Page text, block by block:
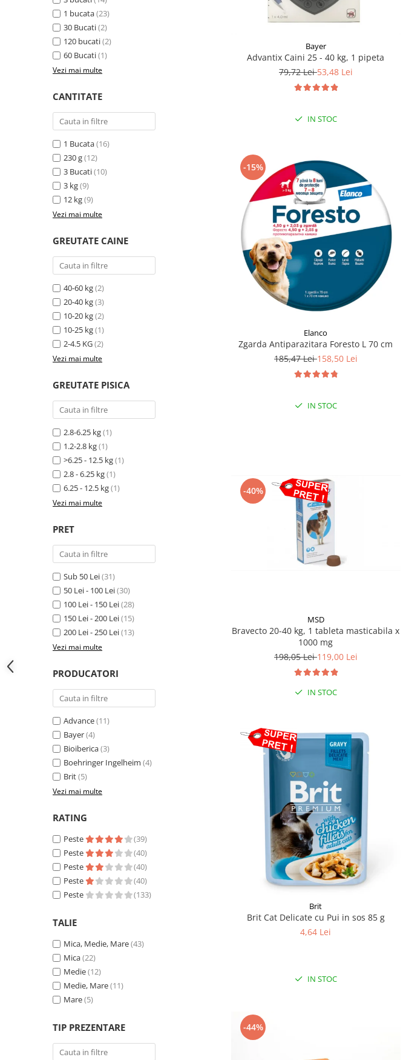
Sampoane si Balsamuri
Servetele Umede
Covorase absorbante
Curatare Ochi
Igiena Catel
Perii si descalcitoare caini
Solutii Atractante si repelente
Custi transport - Pisici
Jucarii Pisici
Lese, Hamuri si Zgarzi
Paturi, perne si cosuri pentru pisici
Recompense Delicioase
1 bucata(23)
30 Bucati(2)
120 bucati(2)
60 Bucati(1)
Vezi mai multe
CANTITATE
1 Bucata(16)
230 g(12)
3 Bucati(10)
3 kg(9)
12 kg(9)
Vezi mai multe
GREUTATE CAINE
40-60 kg(2)
20-40 kg(3)
10-20 kg(2)
10-25 kg(1)
2-4.5 KG(2)
Vezi mai multe
GREUTATE PISICA
2.8-6.25 kg(1)
1.2-2.8 kg(1)
>6.25 - 12.5 kg(1)
2.8 - 6.25 kg(1)
6.25 - 12.5 kg(1)
Vezi mai multe
PRET
Sub 50 Lei(31)
50 Lei - 100 Lei(30)
100 Lei - 150 Lei(28)
150 Lei - 200 Lei(15)
200 Lei - 250 Lei(13)
Vezi mai multe
PRODUCATORI
Advance(11)
Bayer(4)
Bioiberica(3)
Boehringer Ingelheim (4)
Brit(5)
Vezi mai multe
RATING
Peste
(39)
Peste
(40)
Peste
(40)
Peste
(40)
Peste
(133)
TALIE
Mica, Medie, Mare(43)
Mica(22)
Medie(12)
Medie, Mare(11)
Mare(5)
TIP PREZENTARE
Bayer
Advantix Caini 25 - 40 kg, 1 pipeta
79,72 Lei53,48 Lei
IN STOC
-15%
Elanco
Zgarda Antiparazitara Foresto L 70 cm
185,47 Lei158,50 Lei
IN STOC
-40%
MSD
Bravecto 20-40 kg, 1 tableta masticabila x
1000 mg
198,05 Lei119,00 Lei
IN STOC
Brit
Brit Cat Delicate cu Pui in sos 85 g
4,64 Lei
IN STOC
-44%